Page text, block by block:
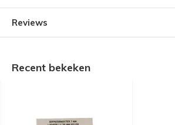
Reviews
Recent bekeken